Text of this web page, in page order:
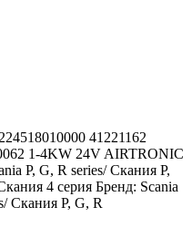
41221162
1-4KW 24V AIRTRONIC
P, G, R series/ Скания P,
4 серия Бренд: Scania
Скания P, G, R